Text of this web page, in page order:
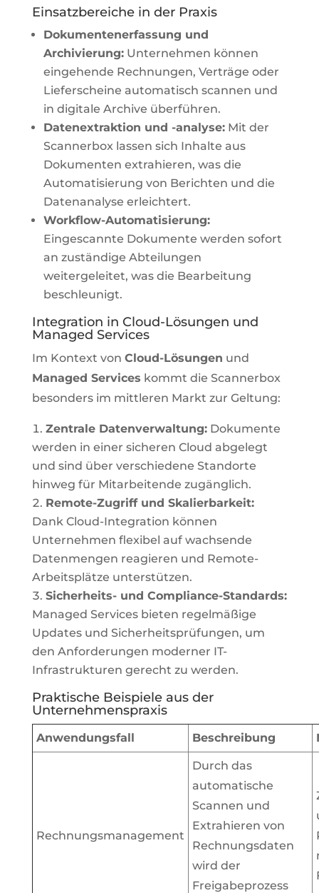
Einsatzbereiche in der Praxis
Dokumentenerfassung und
Archivierung:Unternehmen können
eingehende Rechnungen, Verträge oder
Lieferscheine automatisch scannen und
in digitale Archive überführen.
Datenextraktion und -analyse:Mit der
Scannerbox lassen sich Inhalte aus
Dokumenten extrahieren, was die
Automatisierung von Berichten und die
Datenanalyse erleichtert.
Workflow-Automatisierung:
Eingescannte Dokumente werden sofort
an zuständige Abteilungen
weitergeleitet, was die Bearbeitung
beschleunigt.
Integration in Cloud-Lösungen und
Managed Services
Im Kontext von Cloud-Lösungen und
Managed Services kommt die Scannerbox
besonders im mittleren Markt zur Geltung:
Zentrale Datenverwaltung:Dokumente
werden in einer sicheren Cloud abgelegt
und sind über verschiedene Standorte
hinweg für Mitarbeitende zugänglich.
Remote-Zugriff und Skalierbarkeit:
Dank Cloud-Integration können
Unternehmen flexibel auf wachsende
Datenmengen reagieren und Remote-
Arbeitsplätze unterstützen.
Sicherheits- und Compliance-Standards:
Managed Services bieten regelmäßige
Updates und Sicherheitsprüfungen, um
den Anforderungen moderner IT-
Infrastrukturen gerecht zu werden.
Praktische Beispiele aus der
Unternehmenspraxis
Anwendungsfall Beschreibung
Rechnungsmanagement
Durch das
automatische
Scannen und
Extrahieren von
Rechnungsdaten
wird der
Freigabeprozess